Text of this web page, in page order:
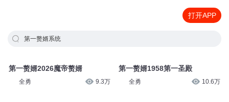
打开APP
第一赘婿系统
第一赘婿2026魔帝赘婿
全勇 9.3万
第一赘婿1958第一圣殿
全勇 10.6万